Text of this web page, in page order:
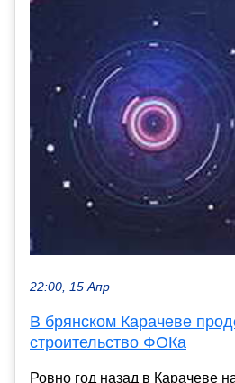
22:00, 15 Апр
В брянском Карачеве
строительство ФОКа
Ровно год назад в Карачеве